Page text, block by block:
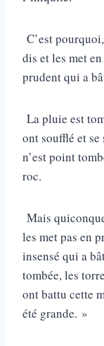
C’est
dis et les met
prudent qui a
La pluie est
ont soufflé et
n’est point
roc.
Mais
les met pas en
insensé qui a
tombée, les
ont battu cette
été grande. »